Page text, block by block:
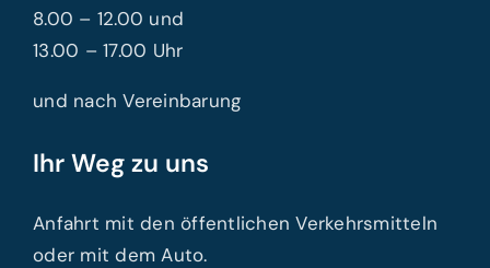
8.00 – 12.00 und
13.00 – 17.00 Uhr
und nach Vereinbarung
Ihr Weg zu uns
Anfahrt mit den öffentlichen Verkehrsmitteln
oder mit dem Auto.